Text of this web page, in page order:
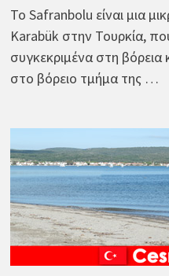
Το Safranbolu είναι μια
Karabük στην Τουρκία,
συγκεκριμένα στη βόρεια
στο βόρειο τμήμα της …